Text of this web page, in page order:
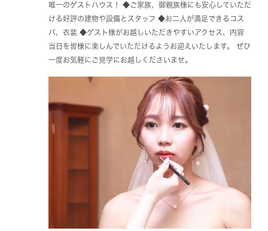
唯一のゲストハウス！ ◆ご家族、御親族様にも安心していただ
ける好評の建物や設備とスタッフ ◆お二人が満足できるコス
パ、衣装 ◆ゲスト様がお越しいただきやすいアクセス、内容
当日を皆様に楽しんでいただけるようお迎えいたします。 ぜひ
一度お気軽にご見学にお越しくださいませ。